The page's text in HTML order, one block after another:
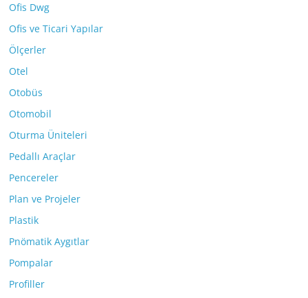
Ofis Dwg
Ofis ve Ticari Yapılar
Ölçerler
Otel
Otobüs
Otomobil
Oturma Üniteleri
Pedallı Araçlar
Pencereler
Plan ve Projeler
Plastik
Pnömatik Aygıtlar
Pompalar
Profiller